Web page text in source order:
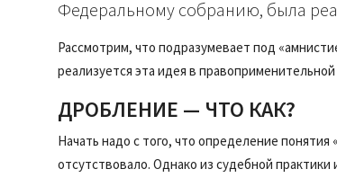
Федеральному собранию, была
Рассмотрим, что подразумевает под
реализуется эта идея в
ДРОБЛЕНИЕ — ЧТО КАК?
Начать надо с того, что определение
отсутствовало. Однако из судебной